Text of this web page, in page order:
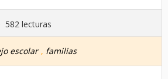
582 lecturas
escolar , familias